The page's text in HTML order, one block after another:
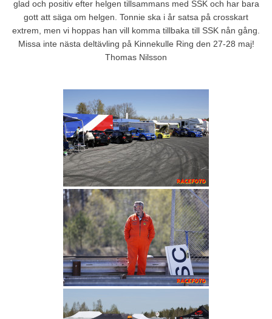
glad och positiv efter helgen tillsammans med SSK och har bara
gott att säga om helgen. Tonnie ska i år satsa på crosskart
extrem, men vi hoppas han vill komma tillbaka till SSK nån gång.
Missa inte nästa deltävling på Kinnekulle Ring den 27-28 maj!
Thomas Nilsson